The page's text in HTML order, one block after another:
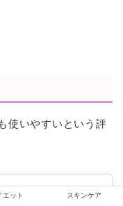
使いやすいという評
エット スキンケア